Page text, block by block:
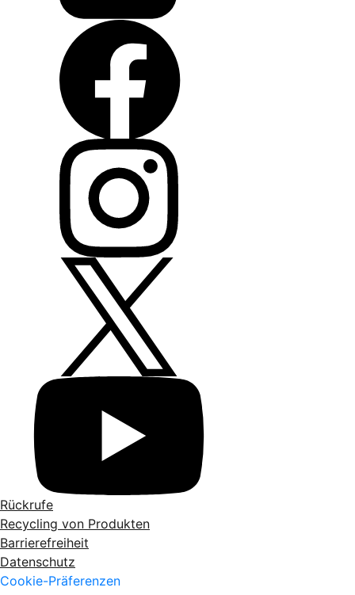
Rückrufe
Recycling von Produkten
Barrierefreiheit
Datenschutz
Cookie-Präferenzen